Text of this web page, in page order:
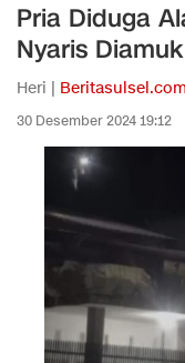
Pria Diduga
Nyaris
Heri | Beritasulsel.com
30 Desember 2024 19:12